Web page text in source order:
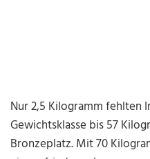
Nur 2,5 Kilogramm fehlten
Gewichtsklasse bis 57
Bronzeplatz. Mit 70